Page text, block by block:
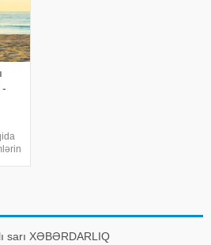
-
sarı XƏBƏRDARLIQ